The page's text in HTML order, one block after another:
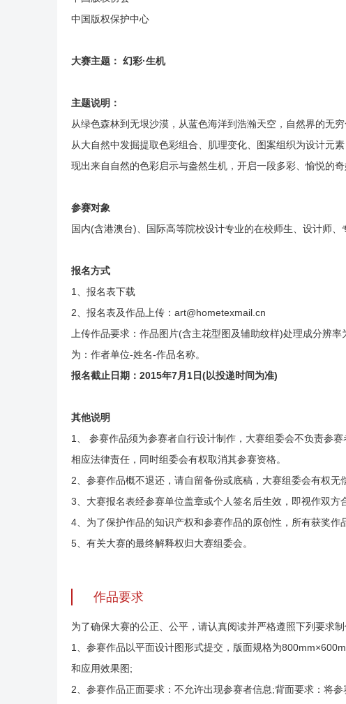
中国版权保护中心
大赛主题： 幻彩·生机
主题说明：
从绿色森林到无垠沙漠，从蓝色海洋到浩瀚天空，自然界的无
从大自然中发掘提取色彩组合、肌理变化、图案组织为设计元
现出来自自然的色彩启示与盎然生机，开启一段多彩、愉悦的奇
参赛对象
国内(含港澳台)、国际高等院校设计专业的在校师生、设计师、
报名方式
1、报名表下载
2、报名表及作品上传：art@hometexmail.cn
上传作品要求：作品图片(含主花型图及辅助纹样)处理成分辨
为：作者单位-姓名-作品名称。
报名截止日期：2015年7月1日(以投递时间为准)
其他说明
1、 参赛作品须为参赛者自行设计制作，大赛组委会不负责参
相应法律责任，同时组委会有权取消其参赛资格。
2、参赛作品概不退还，请自留备份或底稿，大赛组委会有权无
3、大赛报名表经参赛单位盖章或个人签名后生效，即视作双方
4、为了保护作品的知识产权和参赛作品的原创性，所有获奖作
5、有关大赛的最终解释权归大赛组委会。
作品要求
为了确保大赛的公正、公平，请认真阅读并严格遵照下列要求
1、参赛作品以平面设计图形式提交，版面规格为
和应用效果图;
2、参赛作品正面要求：不允许出现参赛者信息;背面要求：将